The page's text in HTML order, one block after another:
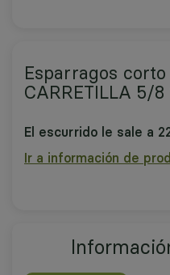
Esparragos corto
CARRETILLA 5/8
El escurrido le sale a
Ir a información de